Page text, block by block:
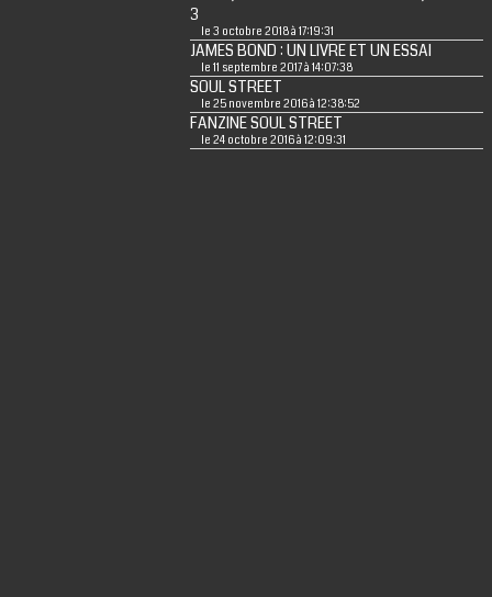
3
le 3 octobre 2018 à 17:19:31
JAMES BOND : UN LIVRE ET UN ESSAI
le 11 septembre 2017 à 14:07:38
SOUL STREET
le 25 novembre 2016 à 12:38:52
FANZINE SOUL STREET
le 24 octobre 2016 à 12:09:31